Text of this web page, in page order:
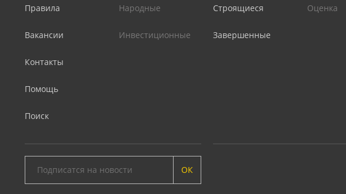
Правила
Вакансии
Контакты
Помощь
Поиск
Народные
Инвестиционные
Строящиеся
Завершенные
Оценка
ОК